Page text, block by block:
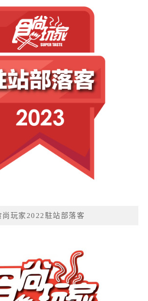
尚玩家2022駐站部落客